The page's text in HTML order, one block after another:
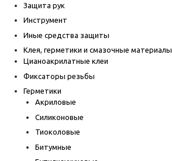
Защита рук
Инструмент
Иные средства защиты
Клея, герметики и смазочные материалы
Цианоакрилатные клеи
Фиксаторы резьбы
Герметики
Акриловые
Силиконовые
Тиоколовые
Битумные